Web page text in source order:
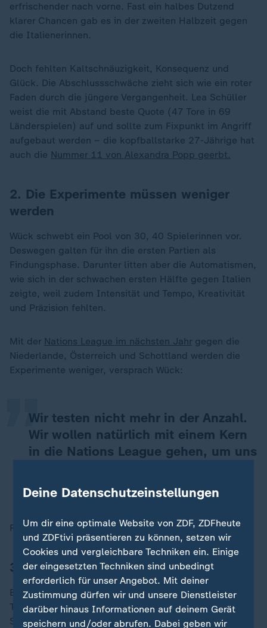
erfrischender nach vorne. Fast ein halbes Dutzend
klarer Chancen gab es in der zweiten Halbzeit gegen
die Italienerinnen.
Doch fehlten Kaltschnäuzigkeit, Konsequenz und
Glück. Die Abschlussschwäche zieht sich wie ein roter
Faden durch die jüngere Vergangenheit. Lea Schüller
weist die mit Abstand beste Quote (47 Tore in 69
Länderspielen) auf und sollte zum Fixpunkt im Angriff
aufgebaut werden – die kopfballstarke 27-Jährige hat
auch die Nummer 11 von Alexandra Popp geerbt.
2. Die Experimente müssen weniger
werden
Wück schwebt ein Pool von 30, 40 Spielerinnen vor.
Deswegen galten für ihn die ersten Partien als
Findungsphase. Darunter litten aber die Automatismen,
wie sich in der schwachen ersten Hälfte gegen Italien
zeigte, weil zudem Intensität und Tempo, Kreativität
und Präzision fehlten.
Mit der Nations League im nächsten Jahr gegen die
Niederlande, Österreich und Schottland werden die
Experimente weniger, versprach Wück:
Wir testen nicht mehr in der Anzahl.
Wir wollen natürlich mit einem Kern
in die Nations League gehen, um uns
„
Christian Wück, Frauenfußball-Bundestrainer
Richtig so.
3. Es braucht eine feste Nummer eins
Es ist ja ehrenwert, dass nacheinander die
Torhüterinnen Ann-Katrin Berger (NJ/NY Gotham FC),
Stina Johannes (Eintracht Frankfurt), Sophia Winkler
Deine Datenschutzeinstellungen
Um dir eine optimale Website von ZDF, ZDFheute
und ZDFtivi präsentieren zu können, setzen wir
Cookies und vergleichbare Techniken ein. Einige
der eingesetzten Techniken sind unbedingt
erforderlich für unser Angebot. Mit deiner
Zustimmung dürfen wir und unsere Dienstleister
darüber hinaus Informationen auf deinem Gerät
speichern und/oder abrufen. Dabei geben wir